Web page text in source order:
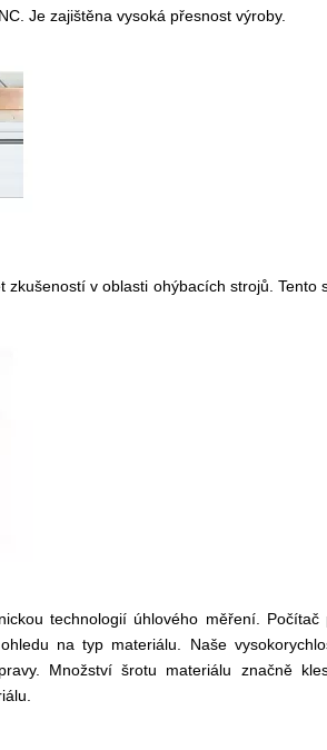
Je zajištěna vysoká přesnost výroby.
v oblasti ohýbacích strojů. Tento
technologií úhlového měření. Počítač
na typ materiálu. Naše
Množství šrotu materiálu značně